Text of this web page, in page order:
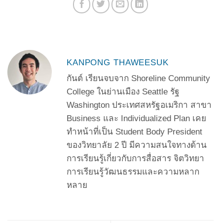
KANPONG THAWEESUK
กันต์ เรียนจบจาก Shoreline Community
College ในย่านเมือง Seattle รัฐ
Washington ประเทศสหรัฐอเมริกา สาขา
Business และ Individualized Plan เคย
ทำหน้าที่เป็น Student Body President
ของวิทยาลัย 2 ปี มีความสนใจทางด้าน
การเรียนรู้เกี่ยวกับการสื่อสาร จิตวิทยา
การเรียนรู้วัฒนธรรมและความหลาก
หลาย